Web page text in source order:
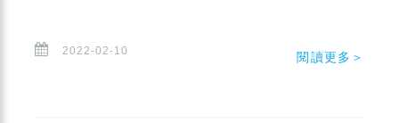
2022-02-10 閱讀更多＞